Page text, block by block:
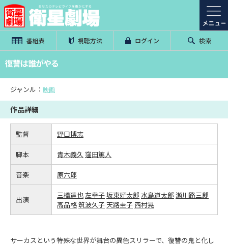
番組表 視聴方法 ログイン 検索
復讐は誰がやる
ジャンル： 映画
作品詳細
監督 野口博志
脚本 青木義久 窪田篤人
音楽 原六郎
出演 三橋達也左幸子坂東好太郎 水島道太郎 瀬川路三郎
高品格筑波久子天路圭子 西村晃
サーカスという特殊な世界が舞台の異色スリラーで、復讐の鬼と化し